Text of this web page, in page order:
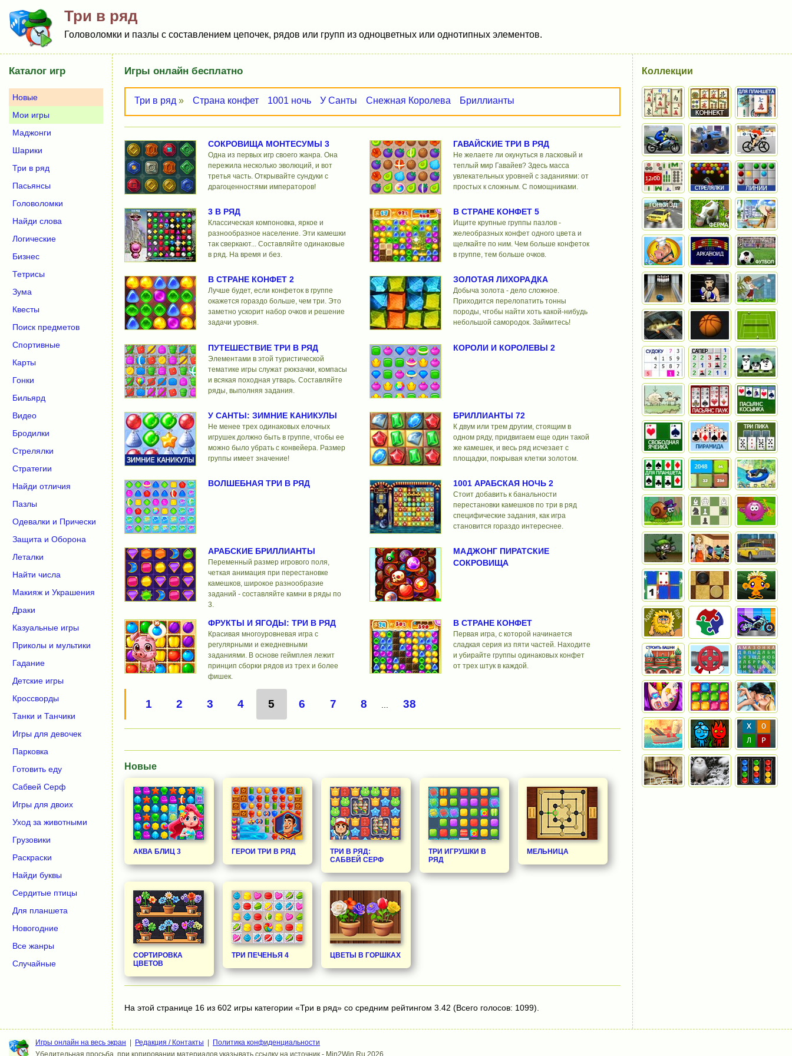
Три в ряд
Головоломки и пазлы с составлением цепочек, рядов или групп из одноцветных или однотипных элементов.
Игры онлайн бесплатно
Три в ряд » Страна конфет 1001 ночь У Санты Снежная Королева Бриллианты
СОКРОВИЩА МОНТЕСУМЫ 3
Одна из первых игр своего жанра. Она
пережила несколько эволюций, и вот
третья часть. Открывайте сундуки с
драгоценностями императоров!
ГАВАЙСКИЕ ТРИ В РЯД
Не желаете ли окунуться в ласковый и
теплый мир Гавайев? Здесь масса
увлекательных уровней с заданиями: от
простых к сложным. С помощниками.
3 В РЯД
Классическая компоновка, яркое и
разнообразное население. Эти камешки
так сверкают... Составляйте одинаковые
в ряд. На время и без.
В СТРАНЕ КОНФЕТ 5
Ищите крупные группы пазлов -
желеобразных конфет одного цвета и
щелкайте по ним. Чем больше конфеток
в группе, тем больше очков.
В СТРАНЕ КОНФЕТ 2
Лучше будет, если конфеток в группе
окажется гораздо больше, чем три. Это
заметно ускорит набор очков и решение
задачи уровня.
ЗОЛОТАЯ ЛИХОРАДКА
Добыча золота - дело сложное.
Приходится перелопатить тонны
породы, чтобы найти хоть какой-нибудь
небольшой самородок. Займитесь!
ПУТЕШЕСТВИЕ ТРИ В РЯД
Элементами в этой туристической
тематике игры служат рюкзачки, компасы
и всякая походная утварь. Составляйте
ряды, выполняя задания.
КОРОЛИ И КОРОЛЕВЫ 2
У САНТЫ: ЗИМНИЕ КАНИКУЛЫ
Не менее трех одинаковых елочных
игрушек должно быть в группе, чтобы ее
можно было убрать с конвейера. Размер
группы имеет значение!
БРИЛЛИАНТЫ 72
К двум или трем другим, стоящим в
одном ряду, придвигаем еще один такой
же камешек, и весь ряд исчезает с
площадки, покрывая клетки золотом.
ВОЛШЕБНАЯ ТРИ В РЯД 1001 АРАБСКАЯ НОЧЬ 2
Стоит добавить к банальности
перестановки камешков по три в ряд
специфические задания, как игра
становится гораздо интереснее.
АРАБСКИЕ БРИЛЛИАНТЫ
Переменный размер игрового поля,
четкая анимация при перестановке
камешков, широкое разнообразие
заданий - составляйте камни в ряды по
3.
МАДЖОНГ ПИРАТСКИЕ
СОКРОВИЩА
ФРУКТЫ И ЯГОДЫ: ТРИ В РЯД
Красивая многоуровневая игра с
регулярными и ежедневными
заданиями. В основе геймплея лежит
принцип сборки рядов из трех и более
фишек.
В СТРАНЕ КОНФЕТ
Первая игра, с которой начинается
сладкая серия из пяти частей. Находите
и убирайте группы одинаковых конфет
от трех штук в каждой.
1 2 3 4 5 6 7 8 ... 38
Новые
АКВА БЛИЦ 3 ГЕРОИ ТРИ В РЯД
ТРИ В РЯД:
САБВЕЙ СЕРФ
ТРИ ИГРУШКИ В
РЯД
МЕЛЬНИЦА
СОРТИРОВКА
ЦВЕТОВ
ТРИ ПЕЧЕНЬЯ 4 ЦВЕТЫ В ГОРШКАХ
На этой странице 16 из 602 игры категории «Три в ряд» со средним рейтингом 3.42 (Всего голосов: 1099).
Каталог игр
Новые
Мои игры
Маджонги
Шарики
Три в ряд
Пасьянсы
Головоломки
Найди слова
Логические
Бизнес
Тетрисы
Зума
Квесты
Поиск предметов
Спортивные
Карты
Гонки
Бильярд
Видео
Бродилки
Стрелялки
Стратегии
Найди отличия
Пазлы
Одевалки и Прически
Защита и Оборона
Леталки
Найти числа
Макияж и Украшения
Драки
Казуальные игры
Приколы и мультики
Гадание
Детские игры
Кроссворды
Танки и Танчики
Игры для девочек
Парковка
Готовить еду
Сабвей Серф
Игры для двоих
Уход за животными
Грузовики
Раскраски
Найди буквы
Сердитые птицы
Для планшета
Новогодние
Все жанры
Случайные
Коллекции
Игры онлайн на весь экран Редакция / Контакты
Политика конфиденциальности